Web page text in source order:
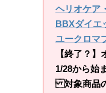
ヘリオケア
BBXダイエ
ユークロマ
【終了？
1/28から始
対象商品